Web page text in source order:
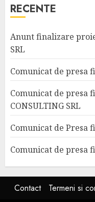
RECENTE
Anunt finalizare
SRL
Comunicat de presa
Comunicat de presa
CONSULTING SRL
Comunicat de Presa
Comunicat de presa
Contact Termeni si